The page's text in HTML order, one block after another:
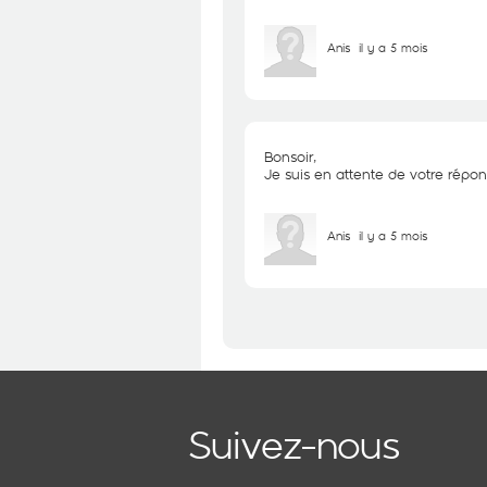
Anis il y a 5 mois
Bonsoir,
Je suis en attente de votre
Anis il y a 5 mois
Suivez-nous